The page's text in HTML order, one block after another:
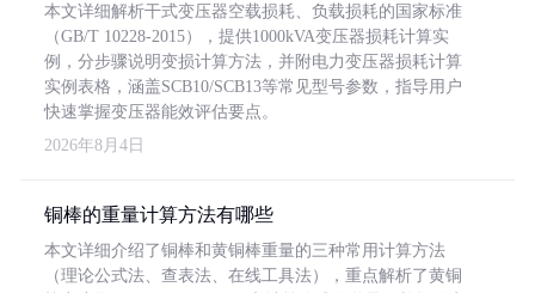
本文详细解析干式变压器空载损耗、负载损耗的国家标准
（GB/T 10228-2015），提供1000kVA变压器损耗计算实
例，分步骤说明变损计算方法，并附电力变压器损耗计算
实例表格，涵盖SCB10/SCB13等常见型号参数，指导用户
快速掌握变压器能效评估要点。
2026年8月4日
铜棒的重量计算方法有哪些
本文详细介绍了铜棒和黄铜棒重量的三种常用计算方法
（理论公式法、查表法、在线工具法），重点解析了黄铜